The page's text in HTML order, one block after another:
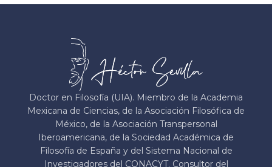
Doctor en Filosofía (UIA). Miembro de la Academia
Mexicana de Ciencias, de la Asociación Filosófica de
México, de la Asociación Transpersonal
Iberoamericana, de la Sociedad Académica de
Filosofía de España y del Sistema Nacional de
Investigadores del CONACYT. Consultor del